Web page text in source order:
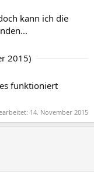
kann ich die
2015)
funktioniert
14. November 2015